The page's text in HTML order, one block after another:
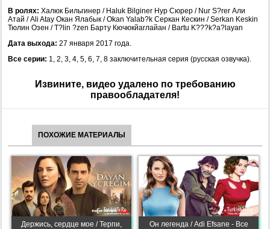
В ролях: Халюк Бильгинер / Haluk Bilginer Нур Сюрер / Nur S?rer Али
Атай / Ali Atay Окан Ялабык / Okan Yalab?k Серкан Кескин / Serkan Keskin
Тюлин Озен / T?lin ?zen Барту Кючюкйаглайан / Bartu K???k?a?layan
Дата выхода: 27 января 2017 года.
Все серии: 1, 2, 3, 4, 5, 6, 7, 8 заключительная серия (русская озвучка).
Извините, видео удалено по требованию
правообладателя!
ПОХОЖИЕ МАТЕРИАЛЫ
Держись, сердце мое / Терпи,
Он легенда / Adi Efsane - Все